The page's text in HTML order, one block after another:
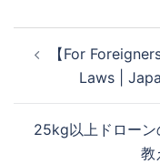
ゲ
【For
Laws |
25kg以上ドローン
教